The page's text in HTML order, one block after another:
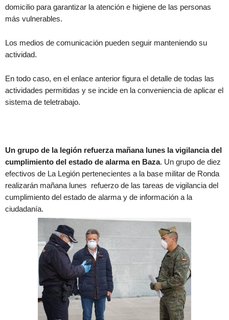
domicilio para garantizar la atención e higiene de las personas
más vulnerables.
Los medios de comunicación pueden seguir manteniendo su
actividad.
En todo caso, en el enlace anterior figura el detalle de todas las
actividades permitidas y se incide en la conveniencia de aplicar el
sistema de teletrabajo.
Un grupo de la legión refuerza mañana lunes la vigilancia del
cumplimiento del estado de alarma en Baza. Un grupo de diez
efectivos de La Legión pertenecientes a la base militar de Ronda
realizarán mañana lunes refuerzo de las tareas de vigilancia del
cumplimiento del estado de alarma y de información a la
ciudadanía.